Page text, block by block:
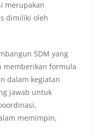
merupakan
dimiliki oleh
SDM yang
memberikan formula
dalam kegiatan
jawab untuk
memimpin,